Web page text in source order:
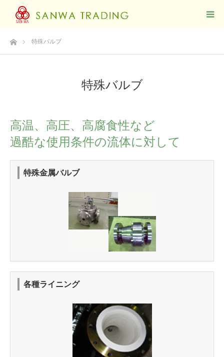
ホーム特殊バルブ
特殊バルブ
高温、高圧、高腐食性など
過酷な使用条件の流体に対して
特殊金属バルブ
各種ライニング